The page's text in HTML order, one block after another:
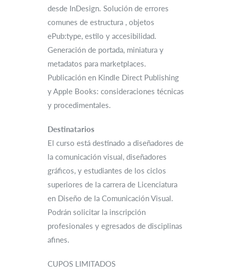
desde InDesign. Solución de errores
comunes de estructura , objetos
ePub:type, estilo y accesibilidad.
Generación de portada, miniatura y
metadatos para marketplaces.
Publicación en Kindle Direct Publishing
y Apple Books: consideraciones técnicas
y procedimentales.
Destinatarios
El curso está destinado a diseñadores de
la comunicación visual, diseñadores
gráficos, y estudiantes de los ciclos
superiores de la carrera de Licenciatura
en Diseño de la Comunicación Visual.
Podrán solicitar la inscripción
profesionales y egresados de disciplinas
afines.
CUPOS LIMITADOS